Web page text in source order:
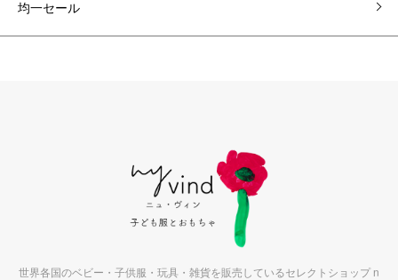
均一セール
世界各国のベビー・子供服・玩具・雑貨を販売しているセレクトショップ n